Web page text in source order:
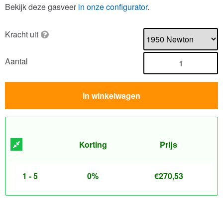
Bekijk deze gasveer in onze configurator.
Kracht uit
Aantal
In winkelwagen
Korting Prijs
1 - 5 0% €270,53